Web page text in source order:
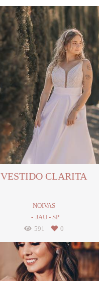
VESTIDO CLARITA
NOIVAS
JAU - SP
591
0